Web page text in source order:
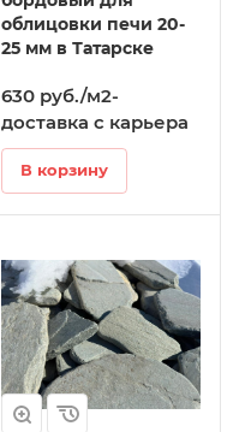
облицовки печи 20-
25 мм в Татарске
630 руб./м2-
доставка с карьера
В корзину